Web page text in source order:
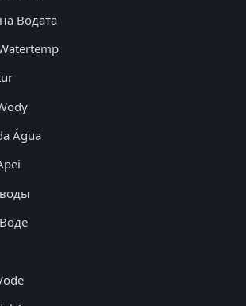
Водата
Água